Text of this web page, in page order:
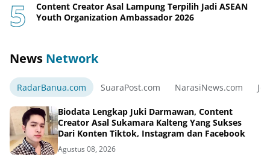
Content Creator Asal Lampung Terpilih Jadi ASEAN
Youth Organization Ambassador 2026
News Network
RadarBanua.com SuaraPost.com NarasiNews.com
Biodata Lengkap Juki Darmawan, Content
Creator Asal Sukamara Kalteng Yang Sukses
Dari Konten Tiktok, Instagram dan Facebook
Agustus 08, 2026